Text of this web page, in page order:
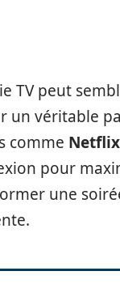
TV peut
un véritable
comme Netflix
pour
une